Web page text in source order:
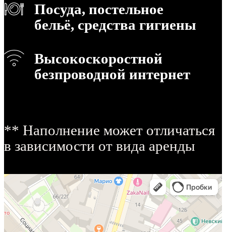
Посуда, постельное
бельё, средства гигиены
Высокоскоростной
безпроводной интернет
** Наполнение может отличаться
в зависимости от вида аренды